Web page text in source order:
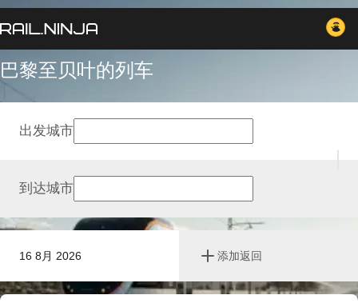
巴黎至贝叶的列车
16 8月 2026 添加返回
出发城市
到达城市